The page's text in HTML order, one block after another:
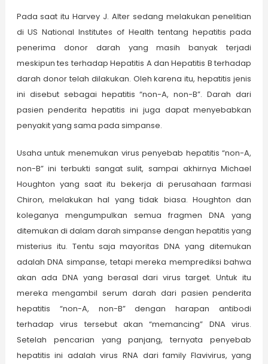
Pada saat itu Harvey J. Alter sedang melakukan penelitian
di US National Institutes of Health tentang hepatitis pada
penerima donor darah yang masih banyak terjadi
meskipun tes terhadap Hepatitis A dan Hepatitis B terhadap
darah donor telah dilakukan. Oleh karena itu, hepatitis jenis
ini disebut sebagai hepatitis “non-A, non-B”. Darah dari
pasien penderita hepatitis ini juga dapat menyebabkan
penyakit yang sama pada simpanse.
Usaha untuk menemukan virus penyebab hepatitis “non-A,
non-B” ini terbukti sangat sulit, sampai akhirnya Michael
Houghton yang saat itu bekerja di perusahaan farmasi
Chiron, melakukan hal yang tidak biasa. Houghton dan
koleganya mengumpulkan semua fragmen DNA yang
ditemukan di dalam darah simpanse dengan hepatitis yang
misterius itu. Tentu saja mayoritas DNA yang ditemukan
adalah DNA simpanse, tetapi mereka memprediksi bahwa
akan ada DNA yang berasal dari virus target. Untuk itu
mereka mengambil serum darah dari pasien penderita
hepatitis “non-A, non-B” dengan harapan antibodi
terhadap virus tersebut akan “memancing” DNA virus.
Setelah pencarian yang panjang, ternyata penyebab
hepatitis ini adalah virus RNA dari family Flavivirus, yang